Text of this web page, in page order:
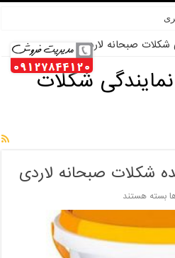
شکلات صبحانه لاردی
نمایندگی شکلات
شکلات صبحانه لاردی
برای
نمایندگی
شکلات
بسته هستند